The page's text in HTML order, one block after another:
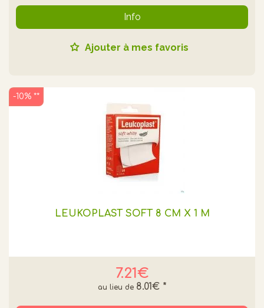
Info
Ajouter à mes favoris
LEUKOPLAST SOFT 8 CM X 1 M
7.21€
8.01€ *
-10% **